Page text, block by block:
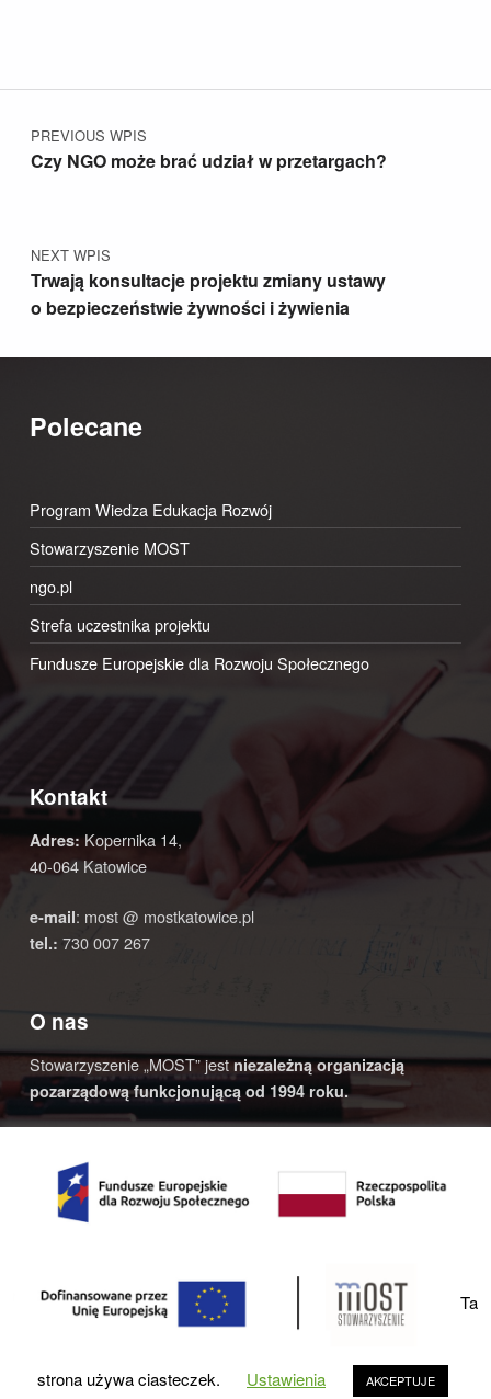
MENU
Nawigacja wpisu
PREVIOUS WPIS
Czy NGO może brać udział w przetargach?
NEXT WPIS
Trwają konsultacje projektu zmiany ustawy
o bezpieczeństwie żywności i żywienia
Polecane
Program Wiedza Edukacja Rozwój
Stowarzyszenie MOST
ngo.pl
Strefa uczestnika projektu
Fundusze Europejskie dla Rozwoju Społecznego
Kontakt
Adres:Kopernika 14,
40-064 Katowice
e-mail: most @ mostkatowice.pl
tel.: 730 007 267
O nas
Stowarzyszenie „MOST” jestniezależną organizacją
pozarządową funkcjonującą od 1994 roku.
© 2020 Most Katowice | Realizacja:4AD STUDIO
YouTube
Facebook
Back to top ↑ Ta
strona używa ciasteczek. Ustawienia AKCEPTUJE